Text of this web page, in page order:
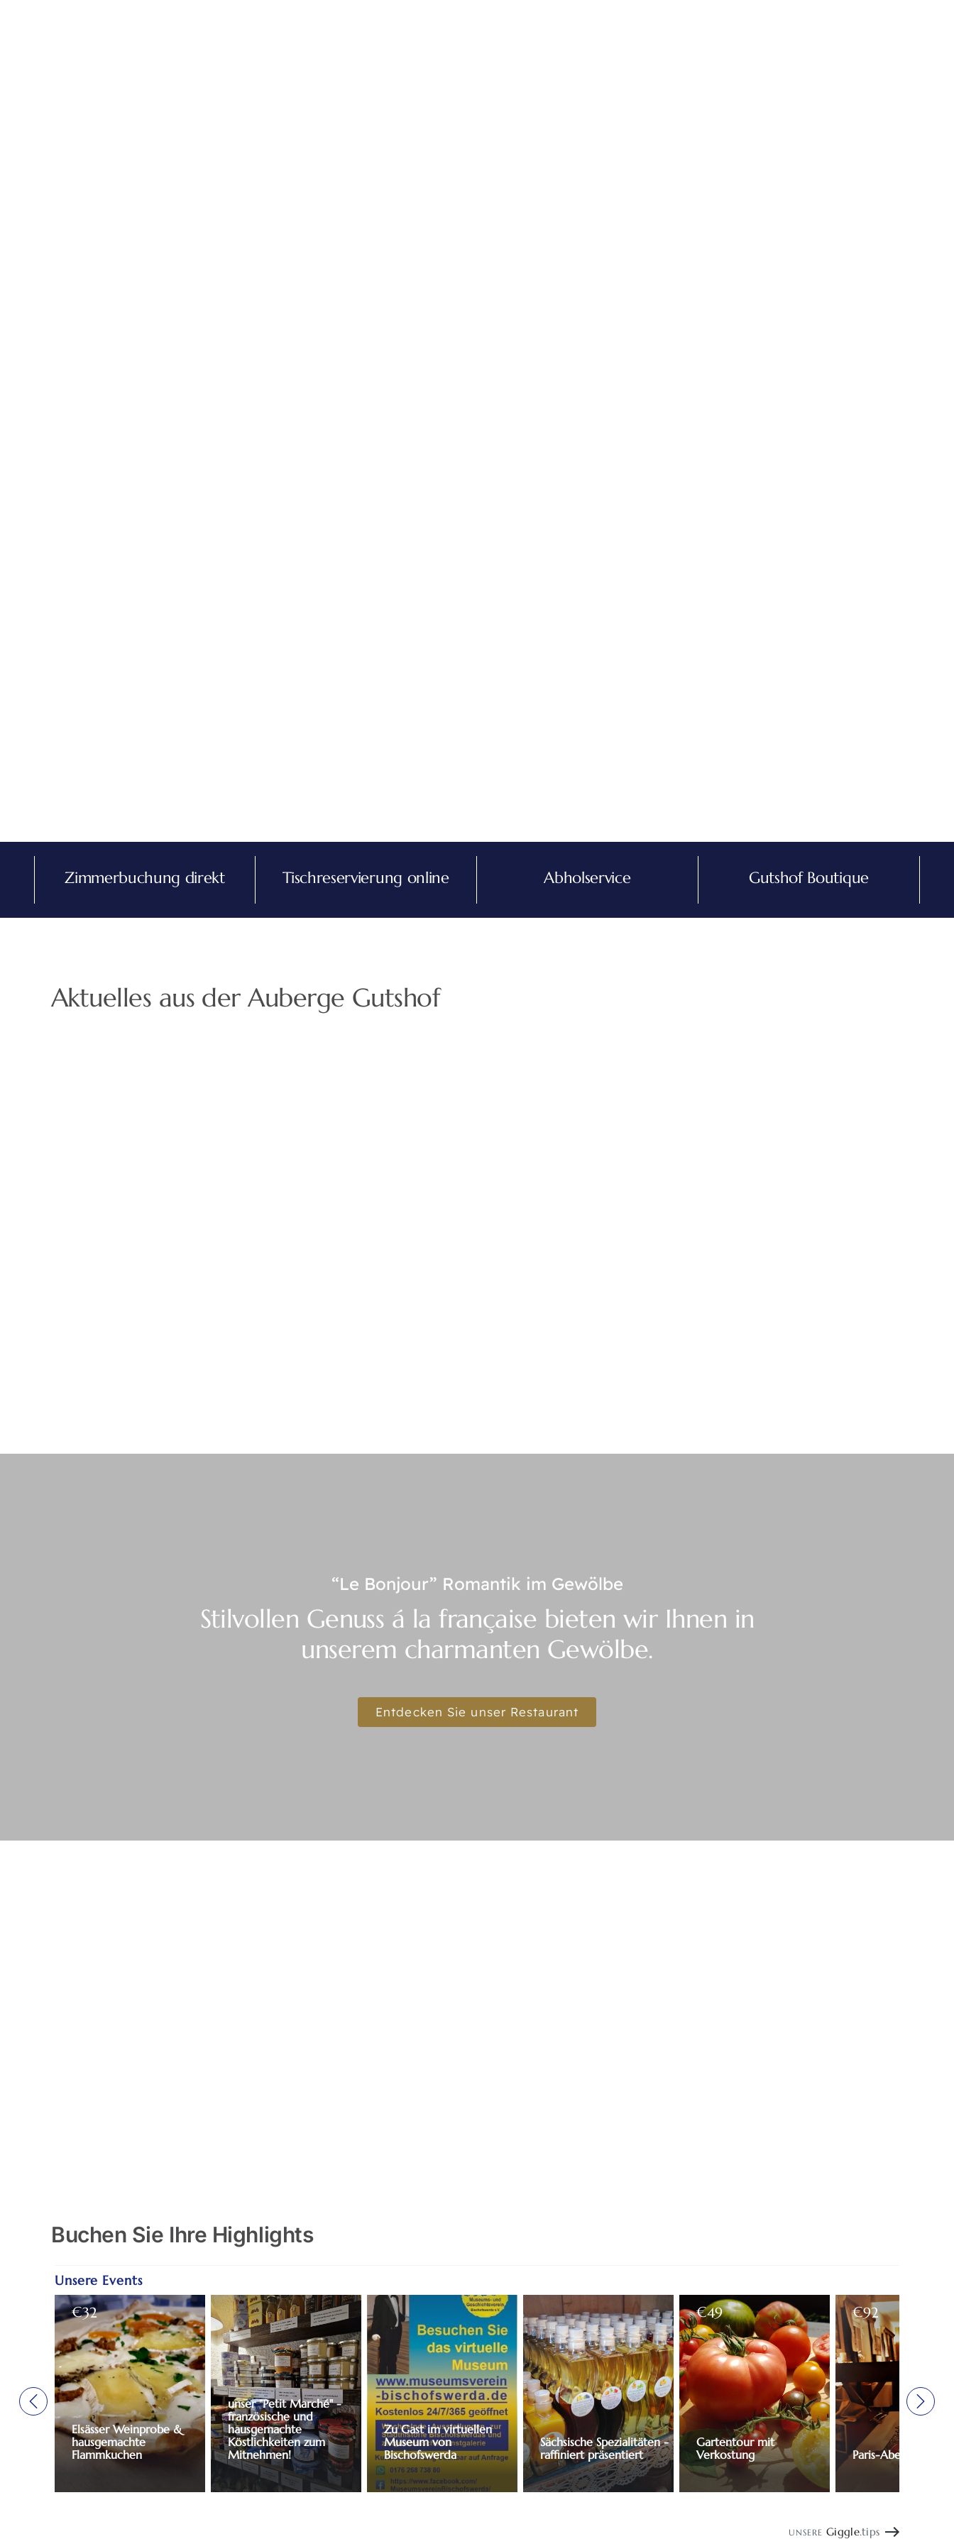
Zimmerbuchung direkt Tischreservierung online Abholservice Gutshof Boutique
Aktuelles aus der Auberge Gutshof
“Le Bonjour” Romantik im Gewölbe
Stilvollen Genuss á la française bieten wir Ihnen in
unserem charmanten Gewölbe.
Entdecken Sie unser Restaurant
Buchen Sie Ihre Highlights
Unsere Events
€32
Elsässer Weinprobe &
hausgemachte
Flammkuchen
unser "Petit Marché" -
französische und
hausgemachte
Köstlichkeiten zum
Mitnehmen!
Zu Gast im virtuellen
Museum von
Bischofswerda
Sächsische Spezialitäten -
raffiniert präsentiert
€49
Gartentour mit
Verkostung
€92
Paris-Abend für 2
UNSERE Giggle.tips